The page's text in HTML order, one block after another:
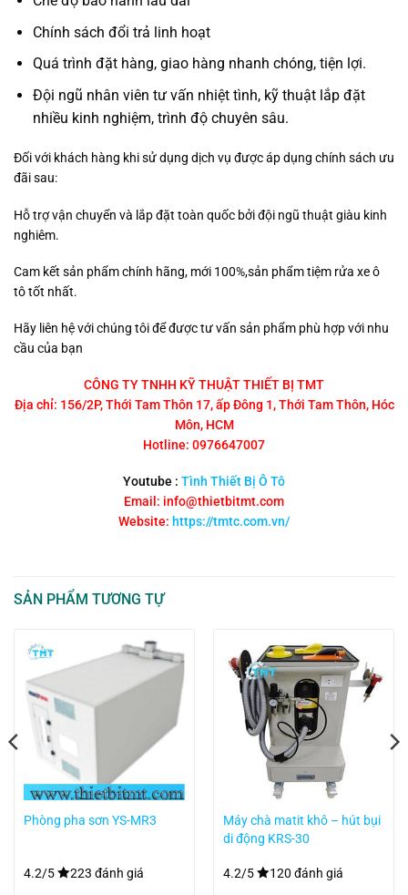
Chính sách đổi trả linh hoạt
Quá trình đặt hàng, giao hàng nhanh chóng, tiện lợi.
Đội ngũ nhân viên tư vấn nhiệt tình, kỹ thuật lắp đặt
nhiều kinh nghiệm, trình độ chuyên sâu.
Đối với khách hàng khi sử dụng dịch vụ được áp dụng chính sách ưu
đãi sau:
Hỗ trợ vận chuyển và lắp đặt toàn quốc bởi đội ngũ thuật giàu kinh
nghiêm.
Cam kết sản phẩm chính hãng, mới 100%,sản phẩm tiệm rửa xe ô
tô tốt nhất.
Hãy liên hệ với chúng tôi để được tư vấn sản phẩm phù hợp với nhu
cầu của bạn
CÔNG TY TNHH KỸ THUẬT THIẾT BỊ TMT
Địa chỉ: 156/2P, Thới Tam Thôn 17, ấp Đông 1, Thới Tam Thôn, Hóc
Môn, HCM
Hotline: 0976647007
Youtube : Tình Thiết Bị Ô Tô
Email: info@thietbitmt.com
Website: https://tmtc.com.vn/
SẢN PHẨM TƯƠNG TỰ
Phòng pha sơn YS-MR3
4.2/5 223 đánh giá
Máy chà matit khô – hút bụi
di động KRS-30
4.2/5 120 đánh giá